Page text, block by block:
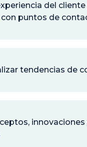
del cliente
puntos de
tendencias de
innovaciones